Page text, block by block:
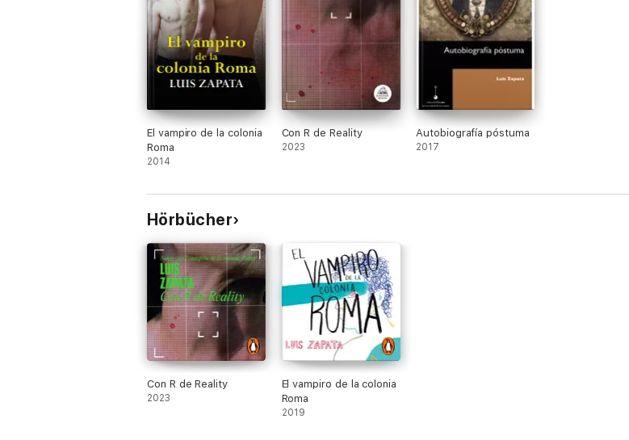
El vampiro de la colonia
Roma
2014
Con R de Reality
2023
Autobiografía póstuma
2017
Hörbücher
Con R de Reality
2023
El vampiro de la colonia
Roma
2019